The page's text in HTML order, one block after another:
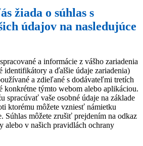
žiada o súhlas s
údajov na nasledujúce
a informácie z vášho zariadenia
identifikátory a ďalšie údaje zariadenia)
a zdieľané s dodávateľmi tretích
konkrétne týmto webom alebo aplikáciou.
spracúvať vaše osobné údaje na základe
ktorému môžete vzniesť námietku
Súhlas môžete zrušiť prejdením na odkaz
alebo v našich pravidlách ochrany